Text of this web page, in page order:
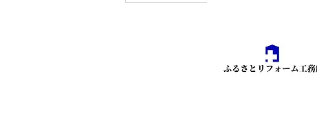
きっかけに、節水と使いやす
さも見直しました